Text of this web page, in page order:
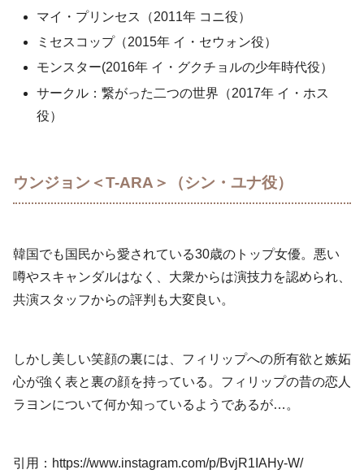
マイ・プリンセス（2011年 コニ役）
ミセスコップ（2015年 イ・セウォン役）
モンスター(2016年 イ・グクチョルの少年時代役）
サークル：繋がった二つの世界（2017年 イ・ホス
役）
ウンジョン＜T-ARA＞（シン・ユナ役）
韓国でも国民から愛されている30歳のトップ女優。悪い
噂やスキャンダルはなく、大衆からは演技力を認められ、
共演スタッフからの評判も大変良い。
しかし美しい笑顔の裏には、フィリップへの所有欲と嫉妬
心が強く表と裏の顔を持っている。フィリップの昔の恋人
ラヨンについて何か知っているようであるが…。
引用：https://www.instagram.com/p/BvjR1IAHy-W/